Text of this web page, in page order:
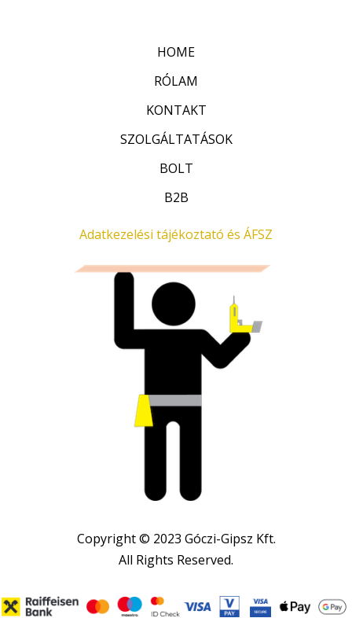
HOME
RÓLAM
KONTAKT
SZOLGÁLTATÁSOK
BOLT
B2B
Adatkezelési tájékoztató és ÁFSZ
Copyright © 2023 Góczi-Gipsz Kft.
All Rights Reserved.